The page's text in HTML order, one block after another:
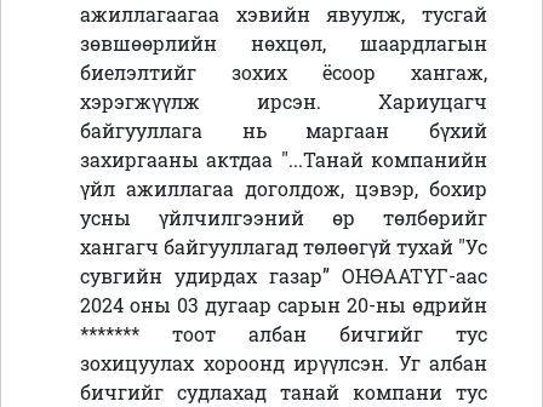
ажиллагаагаа хэвийн явуулж, тусгай
зөвшөөрлийн нөхцөл, шаардлагын
биелэлтийг зохих ёсоор хангаж,
хэрэгжүүлж ирсэн. Хариуцагч
байгууллага нь маргаан бүхий
захиргааны актдаа "...Танай компанийн
үйл ажиллагаа доголдож, цэвэр, бохир
усны үйлчилгээний өр төлбөрийг
хангагч байгууллагад төлөөгүй тухай "Ус
сувгийн удирдах газар” ОНӨААТҮГ-aac
2024 оны 03 дугаар сарын 20-ны өдрийн
******* тоот албан бичгийг тус
зохицуулах хороонд ирүүлсэн. Уг албан
бичгийг судлахад танай компани тус